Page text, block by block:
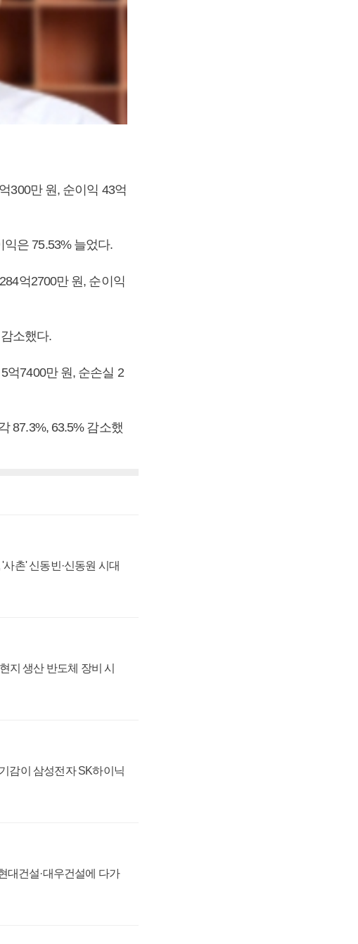
300만 원, 순이익 43억
은 75.53% 늘었다.
억2700만 원, 순이익
소했다.
억7400만 원, 순손실 2
87.3%, 63.5% 감소했
촌' 신동빈·신동원 시대
지 생산 반도체 장비 시
감이 삼성전자 SK하이닉
대건설·대우건설에 다가